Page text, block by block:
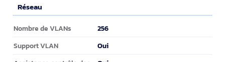
Réseau
Réseau
Nombre de VLANs 256
Support VLAN Oui